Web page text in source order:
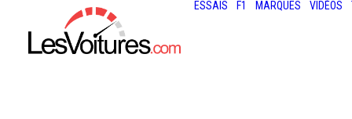
ESSAIS F1 MARQUES VIDÉOS